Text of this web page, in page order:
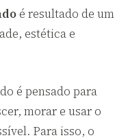
é resultado de um
estética e
é pensado para
morar e usar o
Para isso, o